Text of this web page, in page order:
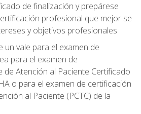
de finalización y prepárese
profesional que mejor se
y objetivos profesionales
un vale para el examen de
para el examen de
de Atención al Paciente Certificado
o para el examen de certificación
al Paciente (PCTC) de la